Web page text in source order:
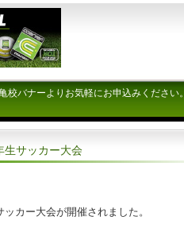
バナーよりお気軽にお申込みください。
生サッカー大会
カー大会が開催されました。